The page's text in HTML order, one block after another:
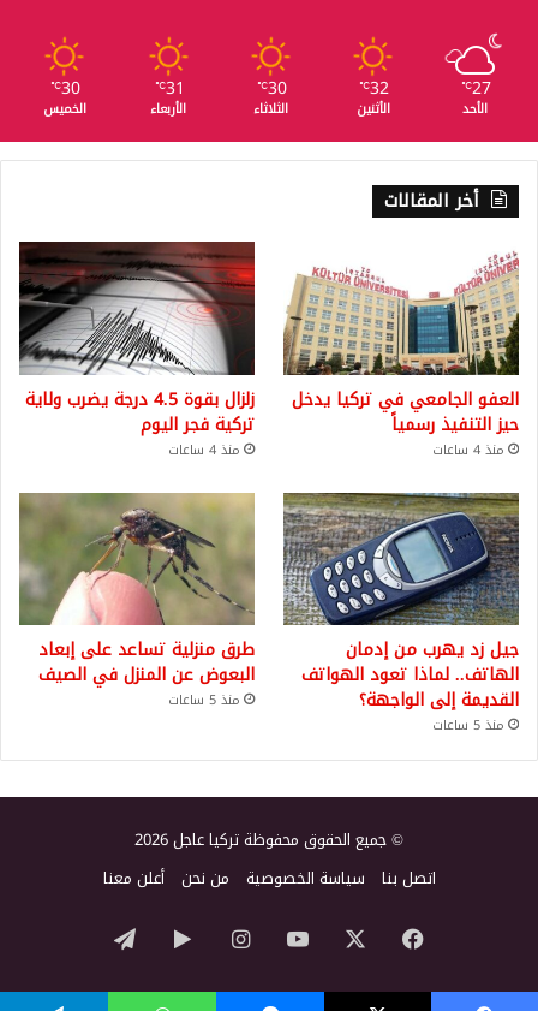
27
℃
الأحد
32
℃
الأثنين
30
℃
الثلاثاء
31
℃
الأربعاء
30
℃
الخميس
أخر المقالات
العفو الجامعي في تركيا يدخل
حيز التنفيذ رسمياً
منذ 4 ساعات
زلزال بقوة 4.5 درجة يضرب ولاية
تركية فجر اليوم
منذ 4 ساعات
جيل زد يهرب من إدمان
الهاتف.. لماذا تعود الهواتف
القديمة إلى الواجهة؟
منذ 5 ساعات
طرق منزلية تساعد على إبعاد
البعوض عن المنزل في الصيف
منذ 5 ساعات
© جميع الحقوق محفوظة تركيا عاجل 2026
اتصل بنا سياسة الخصوصية من نحن أعلن معنا
فيسبوك ‫YouTubeانستقرام‏Google
Play
تيلقرام